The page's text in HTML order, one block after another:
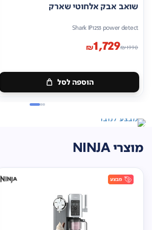
שואב אבק אלחוטי שארק
Shark IP1253 power detect
₪1990
₪1,729
הוספה לסל
מוצרי NINJA